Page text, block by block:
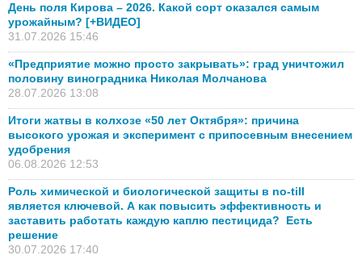
День поля Кирова – 2026. Какой сорт оказался самым
урожайным? [+ВИДЕО]
31.07.2026 15:46
«Предприятие можно просто закрывать»: град уничтожил
половину виноградника Николая Молчанова
28.07.2026 13:08
Итоги жатвы в колхозе «50 лет Октября»: причина
высокого урожая и эксперимент с припосевным внесением
удобрения
06.08.2026 12:53
Роль химической и биологической защиты в no-till
является ключевой. А как повысить эффективность и
заставить работать каждую каплю пестицида? Есть
решение
30.07.2026 17:40